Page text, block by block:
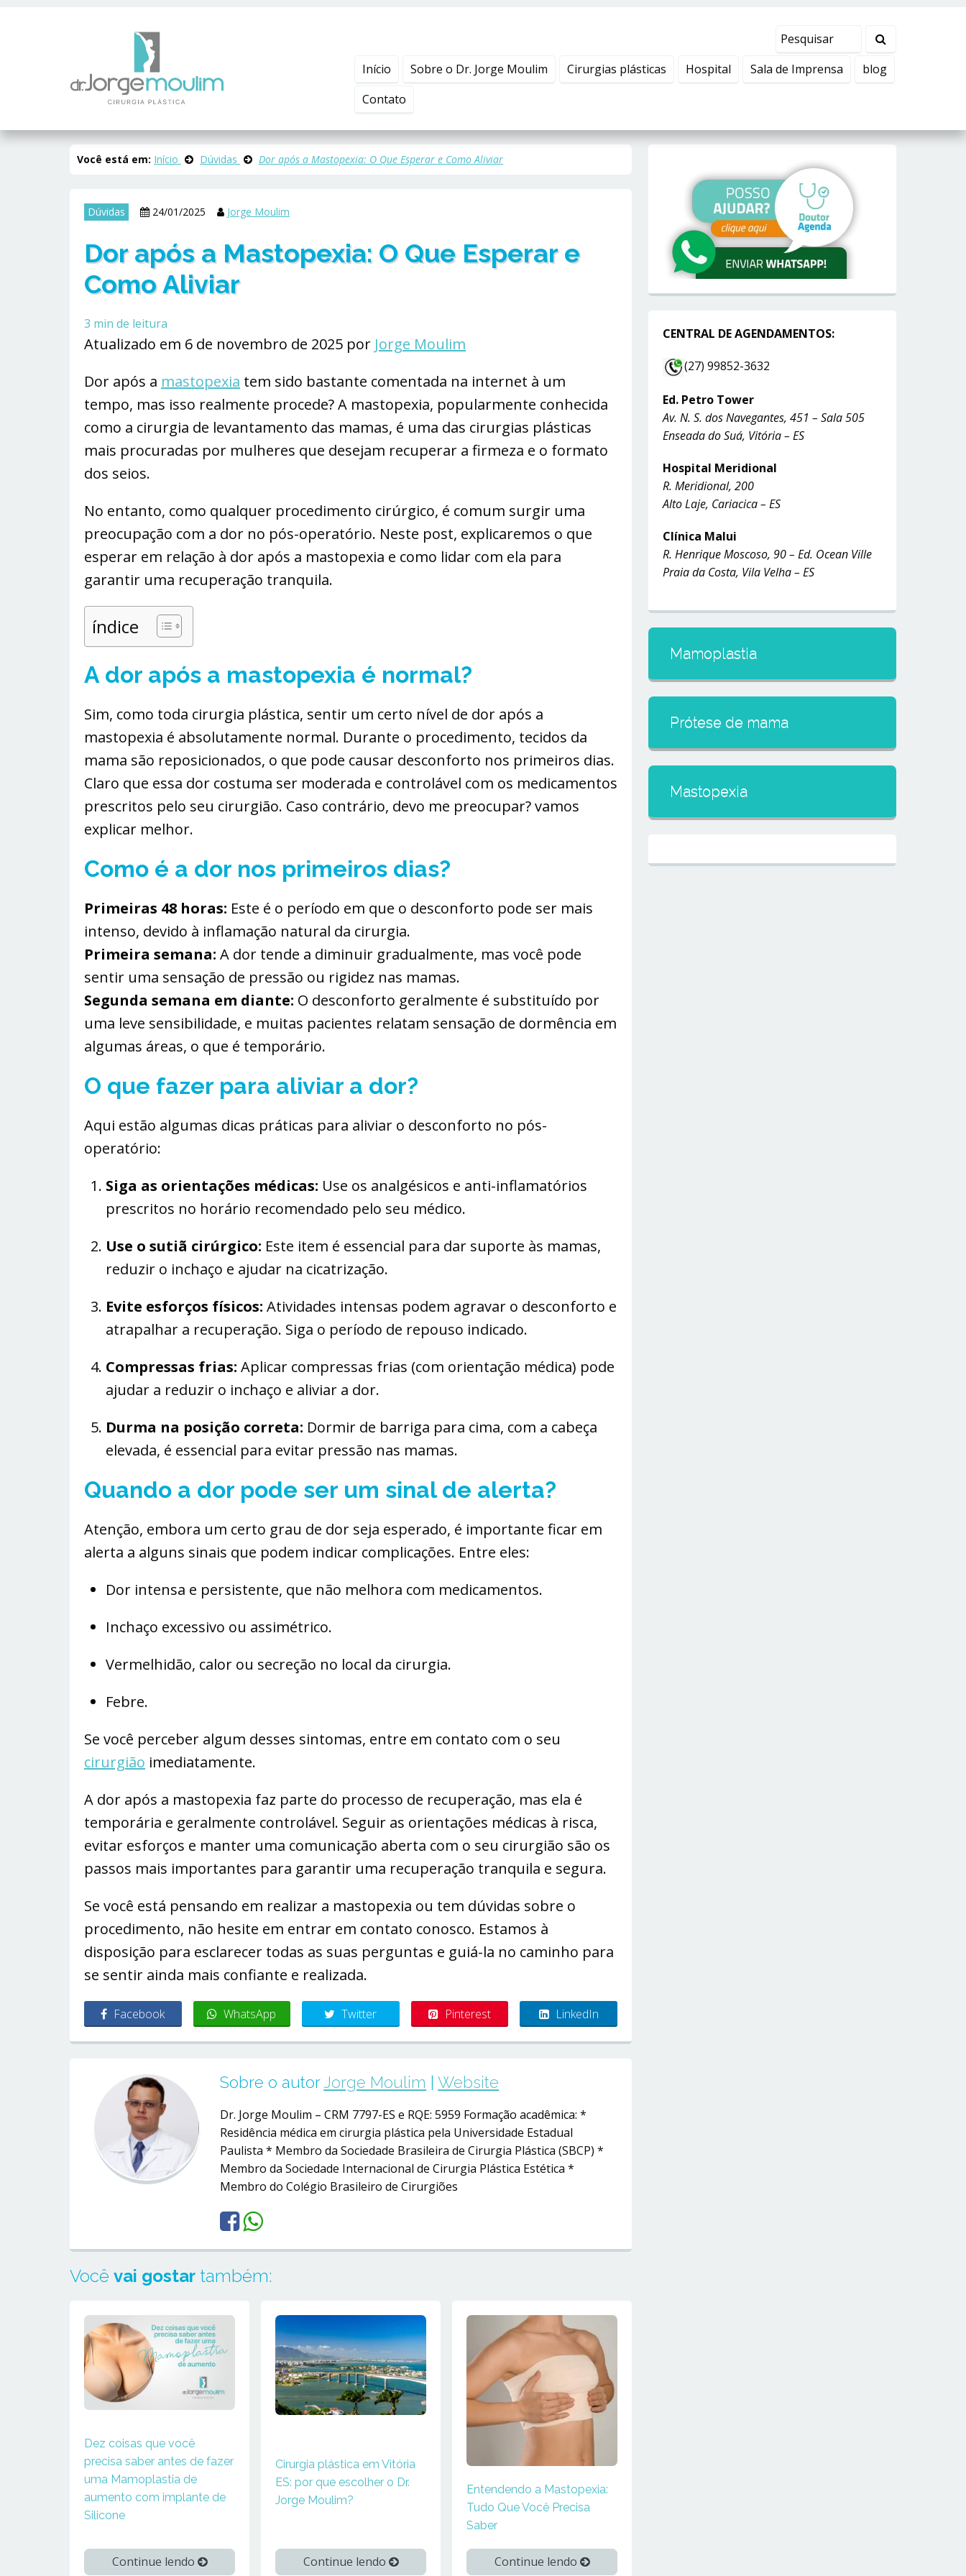
Início Sobre o Dr. Jorge Moulim Cirurgias plásticas Hospital Sala de Imprensa
blog
Contato
Você está em: Início Dúvidas Dor após a Mastopexia: O Que Esperar e Como Aliviar
Dúvidas 24/01/2025 Jorge Moulim
Dor após a Mastopexia: O Que Esperar e
Como Aliviar
3 min de leitura
Atualizado em 6 de novembro de 2025 por Jorge Moulim
Dor após a mastopexia tem sido bastante comentada na internet à um
tempo, mas isso realmente procede? A mastopexia, popularmente conhecida
como a cirurgia de levantamento das mamas, é uma das cirurgias plásticas
mais procuradas por mulheres que desejam recuperar a firmeza e o formato
dos seios.
No entanto, como qualquer procedimento cirúrgico, é comum surgir uma
preocupação com a dor no pós-operatório. Neste post, explicaremos o que
esperar em relação à dor após a mastopexia e como lidar com ela para
garantir uma recuperação tranquila.
índice
A dor após a mastopexia é normal?
Sim, como toda cirurgia plástica, sentir um certo nível de dor após a
mastopexia é absolutamente normal. Durante o procedimento, tecidos da
mama são reposicionados, o que pode causar desconforto nos primeiros dias.
Claro que essa dor costuma ser moderada e controlável com os medicamentos
prescritos pelo seu cirurgião. Caso contrário, devo me preocupar? vamos
explicar melhor.
Como é a dor nos primeiros dias?
Primeiras 48 horas: Este é o período em que o desconforto pode ser mais
intenso, devido à inflamação natural da cirurgia.
Primeira semana: A dor tende a diminuir gradualmente, mas você pode
sentir uma sensação de pressão ou rigidez nas mamas.
Segunda semana em diante: O desconforto geralmente é substituído por
uma leve sensibilidade, e muitas pacientes relatam sensação de dormência em
algumas áreas, o que é temporário.
O que fazer para aliviar a dor?
Aqui estão algumas dicas práticas para aliviar o desconforto no pós-
operatório:
Siga as orientações médicas: Use os analgésicos e anti-inflamatórios
prescritos no horário recomendado pelo seu médico.
Use o sutiã cirúrgico: Este item é essencial para dar suporte às mamas,
reduzir o inchaço e ajudar na cicatrização.
Evite esforços físicos: Atividades intensas podem agravar o desconforto e
atrapalhar a recuperação. Siga o período de repouso indicado.
Compressas frias: Aplicar compressas frias (com orientação médica) pode
ajudar a reduzir o inchaço e aliviar a dor.
Durma na posição correta: Dormir de barriga para cima, com a cabeça
elevada, é essencial para evitar pressão nas mamas.
Quando a dor pode ser um sinal de alerta?
Atenção, embora um certo grau de dor seja esperado, é importante ficar em
alerta a alguns sinais que podem indicar complicações. Entre eles:
Dor intensa e persistente, que não melhora com medicamentos.
Inchaço excessivo ou assimétrico.
Vermelhidão, calor ou secreção no local da cirurgia.
Febre.
Se você perceber algum desses sintomas, entre em contato com o seu
cirurgião imediatamente.
A dor após a mastopexia faz parte do processo de recuperação, mas ela é
temporária e geralmente controlável. Seguir as orientações médicas à risca,
evitar esforços e manter uma comunicação aberta com o seu cirurgião são os
passos mais importantes para garantir uma recuperação tranquila e segura.
Se você está pensando em realizar a mastopexia ou tem dúvidas sobre o
procedimento, não hesite em entrar em contato conosco. Estamos à
disposição para esclarecer todas as suas perguntas e guiá-la no caminho para
se sentir ainda mais confiante e realizada.
Facebook WhatsApp Twitter Pinterest LinkedIn
Sobre o autorJorge Moulim |Website
Dr. Jorge Moulim – CRM 7797-ES e RQE: 5959 Formação acadêmica: *
Residência médica em cirurgia plástica pela Universidade Estadual
Paulista * Membro da Sociedade Brasileira de Cirurgia Plástica (SBCP) *
Membro da Sociedade Internacional de Cirurgia Plástica Estética *
Membro do Colégio Brasileiro de Cirurgiões
Você vai gostar também:
Dez coisas que você
precisa saber antes de fazer
uma Mamoplastia de
aumento com implante de
Silicone
Continue lendo
Cirurgia plástica em Vitória
ES: por que escolher o Dr.
Jorge Moulim?
Continue lendo
Entendendo a Mastopexia:
Tudo Que Você Precisa
Saber
Continue lendo
CENTRAL DE AGENDAMENTOS:
(27) 99852-3632
Ed. Petro Tower
Av. N. S. dos Navegantes, 451 – Sala 505
Enseada do Suá, Vitória – ES
Hospital Meridional
R. Meridional, 200
Alto Laje, Cariacica – ES
Clínica Malui
R. Henrique Moscoso, 90 – Ed. Ocean Ville
Praia da Costa, Vila Velha – ES
Mamoplastia
Prótese de mama
Mastopexia